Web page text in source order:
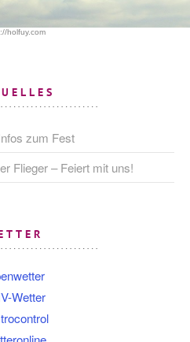
zum Fest
Flieger – Feiert mit uns!
Wetter